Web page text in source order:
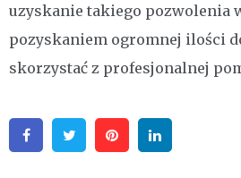
uzyskanie takiego pozwolenia
pozyskaniem ogromnej ilości
skorzystać z profesjonalnej
FacebookTwitter Pinterest